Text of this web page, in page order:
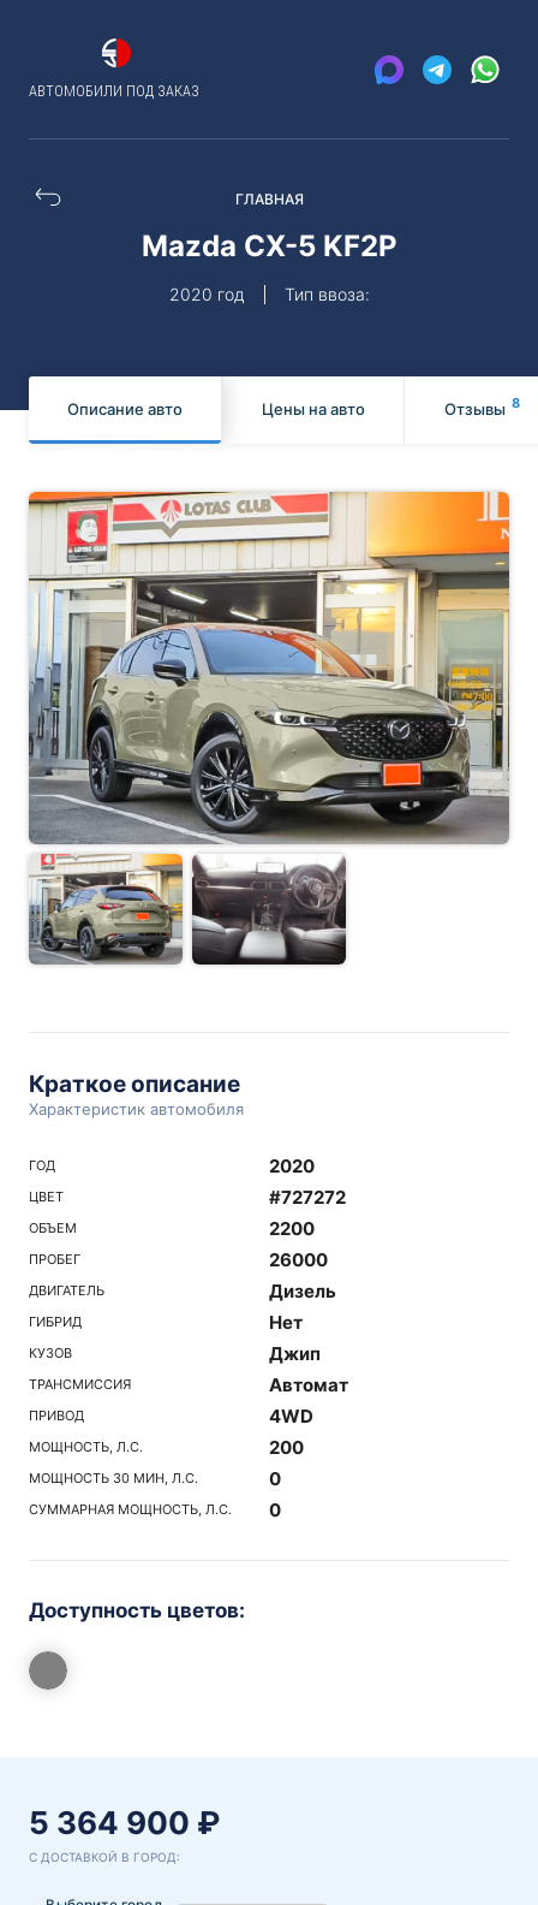
АВТОМОБИЛИ ПОД ЗАКАЗ
ГЛАВНАЯ
Mazda CX-5 KF2P
2020 год Тип ввоза:
Описание авто Цены на авто Отзывы 8
Краткое описание
Характеристик автомобиля
ГОД 2020
ЦВЕТ #727272
ОБЪЕМ 2200
ПРОБЕГ 26000
ДВИГАТЕЛЬ Дизель
ГИБРИД Нет
КУЗОВ Джип
ТРАНСМИССИЯ Автомат
ПРИВОД 4WD
МОЩНОСТЬ, Л.С. 200
МОЩНОСТЬ 30 МИН, Л.С. 0
СУММАРНАЯ МОЩНОСТЬ, Л.С. 0
Доступность цветов:
5 364 900 ₽
С ДОСТАВКОЙ В ГОРОД: